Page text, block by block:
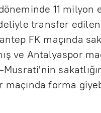
11 milyon
transfer
FK maçında
ve Antalyaspor
Musrati'nin
maçında forma